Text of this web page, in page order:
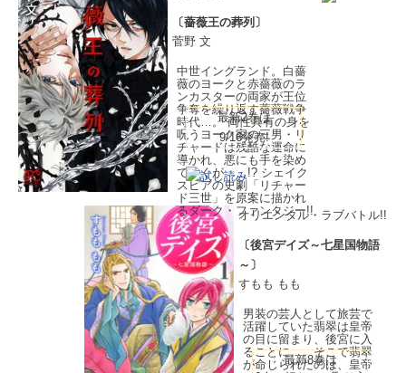
〔薔薇王の葬列〕
菅野 文
中世イングランド。白薔
薇のヨークと赤薔薇のラ
ンカスターの両家が王位
争奪を繰り返す薔薇戦争
時代…。 両性具有の身を
呪うヨーク家の三男・リ
チャードは残酷な運命に
導かれ、悪にも手を染め
ていくが……!? シェイク
スピアの史劇「リチャー
ド三世」を原案に描かれ
るダーク・ファンタジー!!
最新2巻は
9/16発売!
オリエンタル・ラブバトル!!
〔後宮デイズ～七星国物語
～〕
すもも もも
男装の芸人として旅芸で
活躍していた翡翠は皇帝
の目に留まり、後宮に入
ることに…。そこで翡翠
が命じられたのは、皇帝
最新8巻は